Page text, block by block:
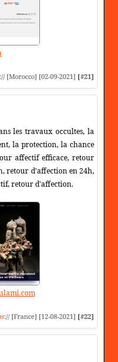
:// [Morocco] [02-09-2021] [#21]
les travaux occultes, la
la protection, la chance
affectif efficace, retour
retour d'affection en 24h,
retour d'affection.
:// [France] [12-08-2021] [#22]